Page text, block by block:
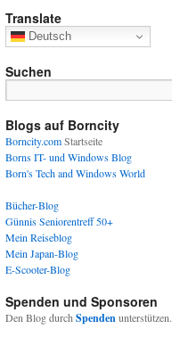
Translate
Deutsch
Suchen
Blogs auf Borncity
Borncity.comStartseite
Borns IT- und Windows Blog
Born's Tech and Windows World
Bücher-Blog
Günnis Seniorentreff 50+
Mein Reiseblog
Mein Japan-Blog
E-Scooter-Blog
Spenden und Sponsoren
Den Blog durchSpendenunterstützen.